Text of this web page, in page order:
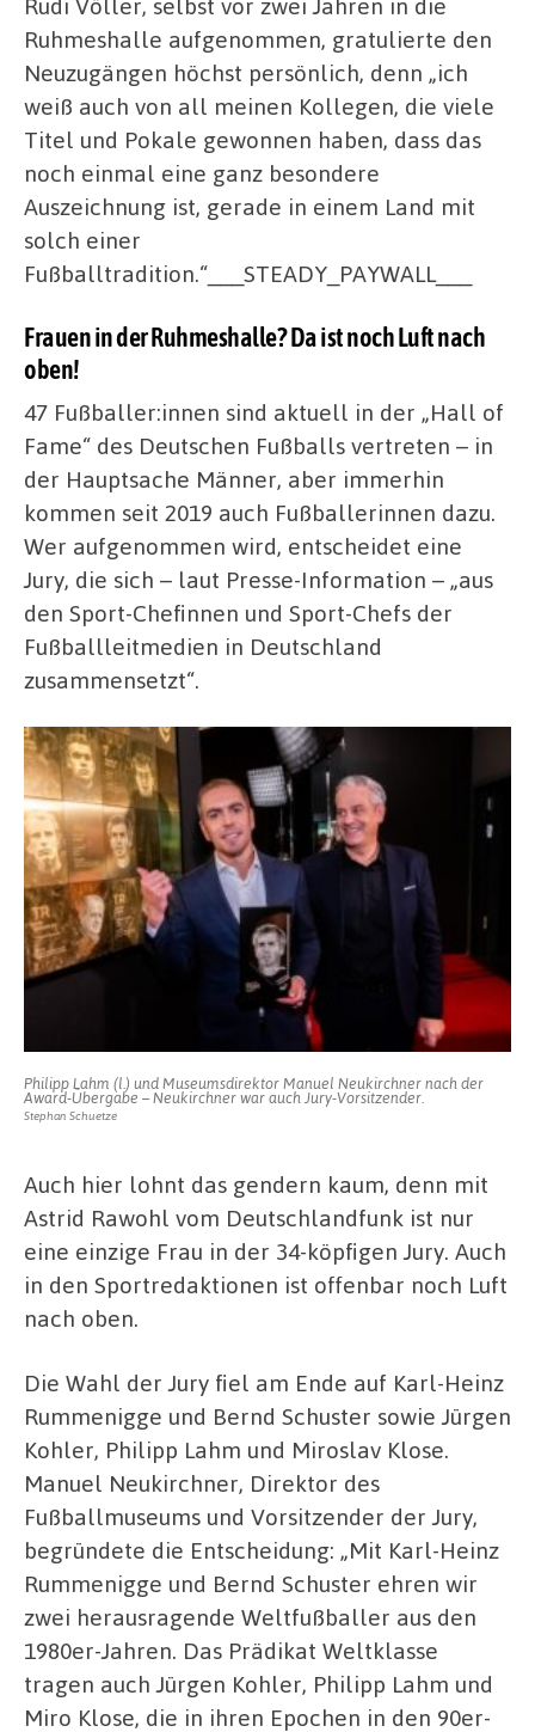
Ruhmeshalle aufgenommen, gratulierte den
Neuzugängen höchst persönlich, denn „ich
weiß auch von all meinen Kollegen, die viele
Titel und Pokale gewonnen haben, dass das
noch einmal eine ganz besondere
Auszeichnung ist, gerade in einem Land mit
solch einer
Fußballtradition.“___STEADY_PAYWALL___
Frauen in der Ruhmeshalle? Da ist noch Luft nach
oben!
47 Fußballer:innen sind aktuell in der „Hall of
Fame“ des Deutschen Fußballs vertreten – in
der Hauptsache Männer, aber immerhin
kommen seit 2019 auch Fußballerinnen dazu.
Wer aufgenommen wird, entscheidet eine
Jury, die sich – laut Presse-Information – „aus
den Sport-Chefinnen und Sport-Chefs der
Fußballleitmedien in Deutschland
zusammensetzt“.
Philipp Lahm (l.) und Museumsdirektor Manuel Neukirchner nach der
Award-Übergabe – Neukirchner war auch Jury-Vorsitzender.
Stephan Schuetze
Auch hier lohnt das gendern kaum, denn mit
Astrid Rawohl vom Deutschlandfunk ist nur
eine einzige Frau in der 34-köpfigen Jury. Auch
in den Sportredaktionen ist offenbar noch Luft
nach oben.
Die Wahl der Jury fiel am Ende auf Karl-Heinz
Rummenigge und Bernd Schuster sowie Jürgen
Kohler, Philipp Lahm und Miroslav Klose.
Manuel Neukirchner, Direktor des
Fußballmuseums und Vorsitzender der Jury,
begründete die Entscheidung: „Mit Karl-Heinz
Rummenigge und Bernd Schuster ehren wir
zwei herausragende Weltfußballer aus den
1980er-Jahren. Das Prädikat Weltklasse
tragen auch Jürgen Kohler, Philipp Lahm und
Miro Klose, die in ihren Epochen in den 90er-